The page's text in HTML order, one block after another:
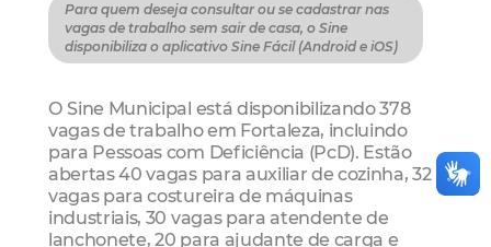
Para quem deseja consultar ou se cadastrar nas
vagas de trabalho sem sair de casa, o Sine
disponibiliza o aplicativo Sine Fácil (Android e iOS)
O Sine Municipal está disponibilizando 378
vagas de trabalho em Fortaleza, incluindo
para Pessoas com Deficiência (PcD). Estão
abertas 40 vagas para auxiliar de cozinha, 32
vagas para costureira de máquinas
industriais, 30 vagas para atendente de
lanchonete, 20 para ajudante de carga e